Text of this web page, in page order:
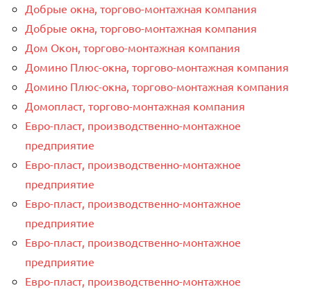
Добрые окна, торгово-монтажная компания
Добрые окна, торгово-монтажная компания
Дом Окон, торгово-монтажная компания
Домино Плюс-окна, торгово-монтажная компания
Домино Плюс-окна, торгово-монтажная компания
Домопласт, торгово-монтажная компания
Евро-пласт, производственно-монтажное
предприятие
Евро-пласт, производственно-монтажное
предприятие
Евро-пласт, производственно-монтажное
предприятие
Евро-пласт, производственно-монтажное
предприятие
Евро-пласт, производственно-монтажное